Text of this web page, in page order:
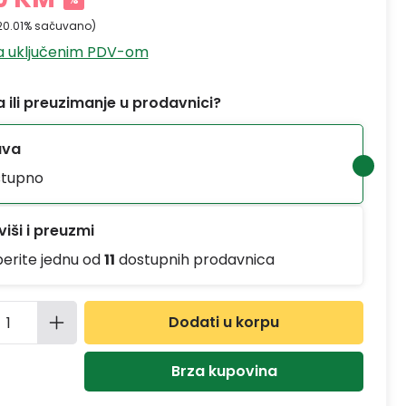
sačuvano)
uključenim PDV-om
ili preuzimanje u prodavnici?
i preuzmi
jednu od11 dostupnih prodavnica
proizvoda: Unesite željenu
Dodati u korpu
Brza kupovina